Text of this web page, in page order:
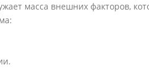
масса внешних факторов,